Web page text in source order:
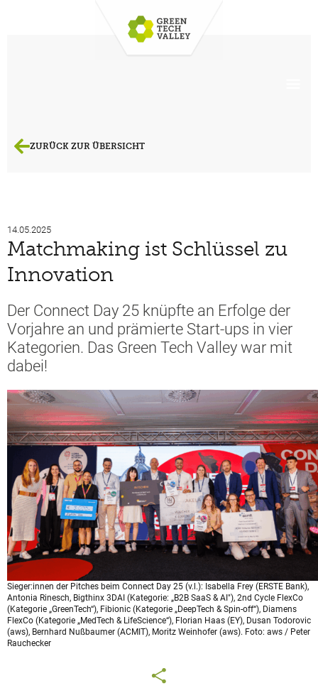
ZURÜCK ZUR ÜBERSICHT
14.05.2025
Matchmaking ist Schlüssel zu
Innovation
Der Connect Day 25 knüpfte an Erfolge der
Vorjahre an und prämierte Start-ups in vier
Kategorien. Das Green Tech Valley war mit
dabei!
Sieger:innen der Pitches beim Connect Day 25 (v.l.): Isabella Frey (ERSTE Bank),
Antonia Rinesch, Bigthinx 3DAI (Kategorie: „B2B SaaS & AI"), 2nd Cycle FlexCo
(Kategorie „GreenTech“), Fibionic (Kategorie „DeepTech & Spin-off“), Diamens
FlexCo (Kategorie „MedTech & LifeScience“), Florian Haas (EY), Dusan Todorovic
(aws), Bernhard Nußbaumer (ACMIT), Moritz Weinhofer (aws). Foto: aws / Peter
Rauchecker